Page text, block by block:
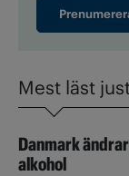
Mest läst
Danmark
alkohol